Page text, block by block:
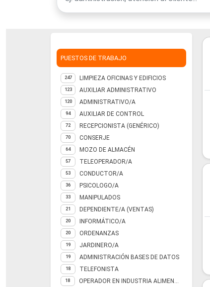
PUESTOS DE TRABAJO
247 LIMPIEZA OFICINAS Y EDIFICIOS
123 AUXILIAR ADMINISTRATIVO
120 ADMINISTRATIVO/A
94 AUXILIAR DE CONTROL
72 RECEPCIONISTA (GENÉRICO)
70 CONSERJE
64 MOZO DE ALMACÉN
57 TELEOPERADOR/A
53 CONDUCTOR/A
36 PSICOLOGO/A
33 MANIPULADOS
21 DEPENDIENTE/A (VENTAS)
20 INFORMÁTICO/A
20 ORDENANZAS
19 JARDINERO/A
19 ADMINISTRACIÓN BASES DE DATOS
18 TELEFONISTA
18 OPERADOR EN INDUSTRIA ALIMENTARIA